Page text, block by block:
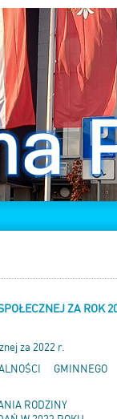
ZA ROK
za 2022 r.
RODZINY